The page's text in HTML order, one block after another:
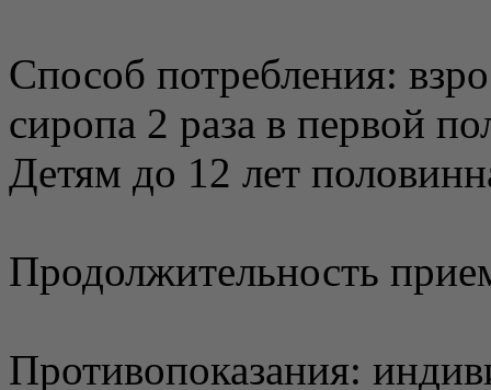
Способ потребления:
сиропа 2 раза в первой
Детям до 12 лет
Продолжительность
Противопоказания: